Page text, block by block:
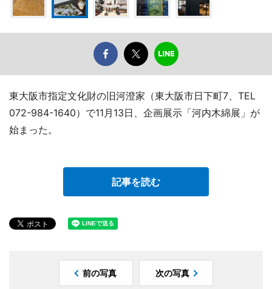
東大阪市指定文化財の旧河澄家（東大阪市日下町7、TEL
072-984-1640）で11月13日、企画展示「河内木綿展」が
始まった。
記事を読む
前の写真 次の写真